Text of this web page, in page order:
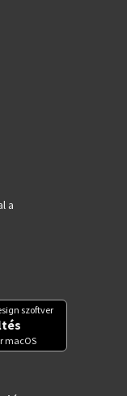
a
szoftver
macOS